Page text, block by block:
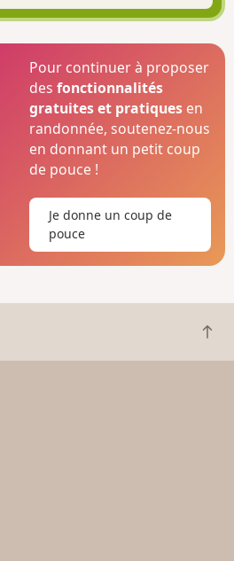
Pour continuer à proposer
desfonctionnalités
gratuites et pratiques en
randonnée, soutenez-nous
en donnant un petit coup
de pouce !
Je donne un coup de
pouce
R
e